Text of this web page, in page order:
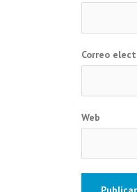
Correo
Web